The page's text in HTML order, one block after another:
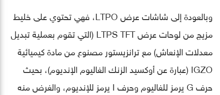
وبالعودة إلى شاشات عرض LTPO، فهي تحتوي على خليط
مزيج من لوحات عرض LTPS TFT (التي تقوم بعملية تبديل
معدلات الإنعاش) مع ترانزيستور مصنوع من مادة كيميائية
IGZO (عبارة عن أوكسيد الزنك الغاليوم الإنديوم)، بحيث
حرف G يرمز للغاليوم وحرف I يرمز للإنديوم، والغرض منه